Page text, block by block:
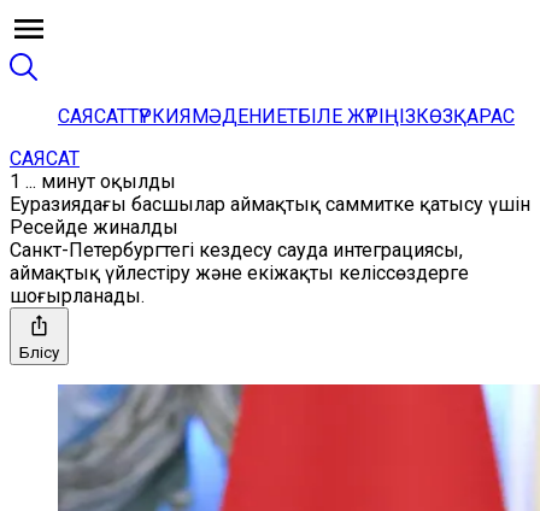
САЯСАТТҮРКИЯМӘДЕНИЕТБІЛЕ ЖҮРІҢІЗКӨЗҚАРАС
САЯСАТ
1 ... минут оқылды
Еуразиядағы басшылар аймақтық саммитке қатысу үшін
Ресейде жиналды
Санкт-Петербургтегі кездесу сауда интеграциясы,
аймақтық үйлестіру және екіжақты келіссөздерге
шоғырланады.
Бөлісу